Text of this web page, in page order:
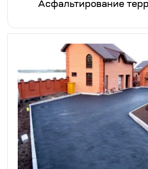
Асфальтирование